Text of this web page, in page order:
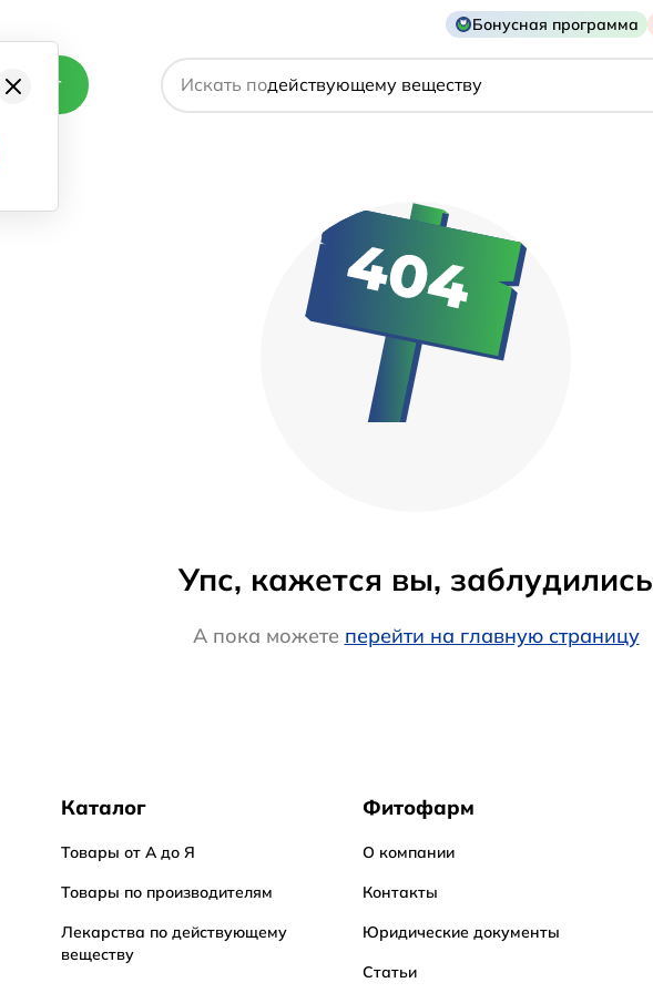
Бонусная программа
Каталог Искать по
названию препарата
действующему веществу
производителю
Упс, кажется вы, заблудились
А пока можете перейти на главную страницу
Каталог
Товары от А до Я
Товары по производителям
Лекарства по действующему
веществу
Фитофарм
О компании
Контакты
Юридические документы
Статьи